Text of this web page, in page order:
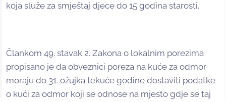
koja služe za smještaj djece do 15 godina starosti.
Člankom 49. stavak 2. Zakona o lokalnim porezima
propisano je da obveznici poreza na kuće za odmor
moraju do 31. ožujka tekuće godine dostaviti podatke
o kući za odmor koji se odnose na mjesto gdje se taj